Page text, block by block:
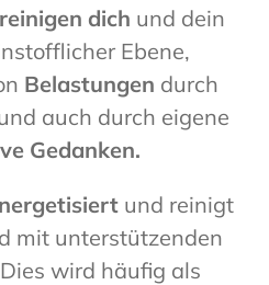
reinigen dich und dein
Ebene,
Belastungen durch
auch durch eigene
Gedanken.
und reinigt
mit unterstützenden
wird häufig als